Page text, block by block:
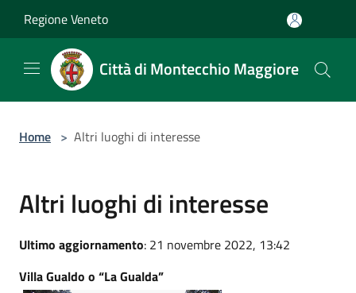
Regione Veneto
Città di Montecchio Maggiore
Home > Altri luoghi di interesse
Altri luoghi di interesse
Ultimo aggiornamento: 21 novembre 2022, 13:42
Villa Gualdo o “La Gualda”